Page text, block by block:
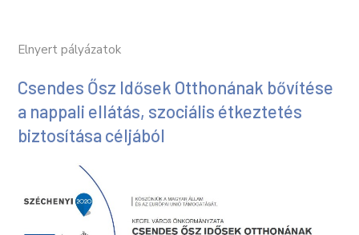
Elnyert pályázatok
Csendes Ősz Idősek Otthonának bővítése
a nappali ellátás, szociális étkeztetés
biztosítása céljából